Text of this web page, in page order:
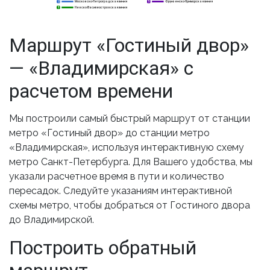
Невско-Василеостровская линия
2
3
5
2
3
Маршрут «Гостиный двор»
— «Владимирская» с
расчетом времени
Мы построили самый быстрый маршрут от станции
метро «Гостиный двор» до станции метро
«Владимирская», используя интерактивную схему
метро Санкт-Петербурга. Для Вашего удобства, мы
указали расчетное время в пути и количество
пересадок. Следуйте указаниям интерактивной
схемы метро, чтобы добраться от Гостиного двора
до Владимирской.
Построить обратный